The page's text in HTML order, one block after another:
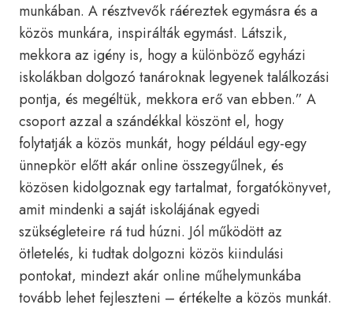
munkában. A résztvevők ráéreztek egymásra és a
közös munkára, inspirálták egymást. Látszik,
mekkora az igény is, hogy a különböző egyházi
iskolákban dolgozó tanároknak legyenek találkozási
pontja, és megéltük, mekkora erő van ebben.” A
csoport azzal a szándékkal köszönt el, hogy
folytatják a közös munkát, hogy például egy-egy
ünnepkör előtt akár online összegyűlnek, és
közösen kidolgoznak egy tartalmat, forgatókönyvet,
amit mindenki a saját iskolájának egyedi
szükségleteire rá tud húzni. Jól működött az
ötletelés, ki tudtak dolgozni közös kiindulási
pontokat, mindezt akár online műhelymunkába
tovább lehet fejleszteni – értékelte a közös munkát.